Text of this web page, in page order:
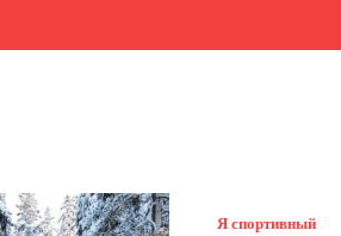
Я спортивный